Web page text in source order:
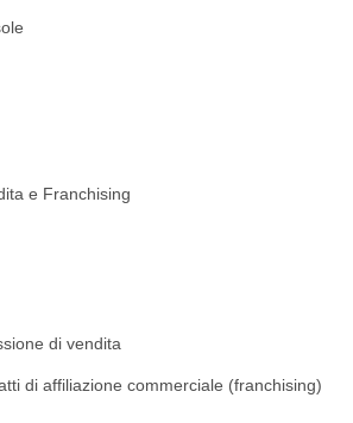
e Franchising
di vendita
di affiliazione commerciale (franchising)